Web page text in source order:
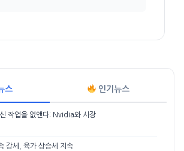
스 인기뉴스
작업을 없앤다: Nvidia와 시장
강세, 육가 상승세 지속